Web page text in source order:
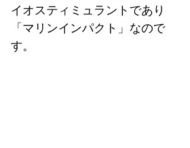
イオスティミュラントであり
「マリンインパクト」なので
す。